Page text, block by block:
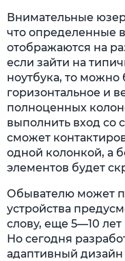
Внимательные
что определенные
отображаются на
если зайти на
ноутбука, то можно
горизонтальное и
полноценных
выполнить вход со
сможет
одной колонкой, а
элементов будет
Обывателю может
устройства
слову, еще 5—10
Но сегодня
адаптивный дизайн